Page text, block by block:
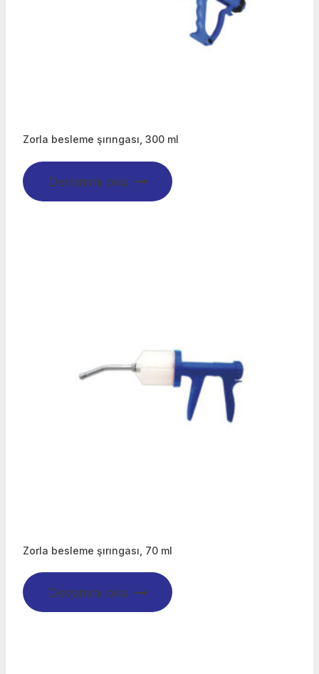
Zorla besleme şırıngası, 300 ml
Devamını oku
Zorla besleme şırıngası, 70 ml
Devamını oku